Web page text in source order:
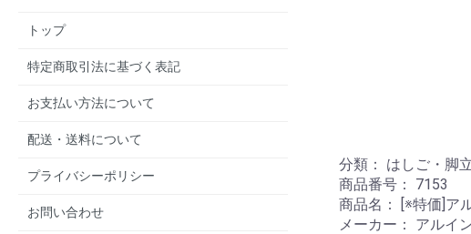
トップ
特定商取引法に基づく表記
お支払い方法について
配送・送料について
プライバシーポリシー
お問い合わせ
分類： はしご・脚
商品番号： 7153
商品名： [※特価]
メーカー： アルイ